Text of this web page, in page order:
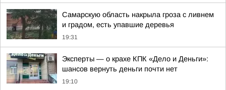
Самарскую область накрыла гроза с ливнем
и градом, есть упавшие деревья
19:31
Эксперты — о крахе КПК «Дело и Деньги»:
шансов вернуть деньги почти нет
19:10